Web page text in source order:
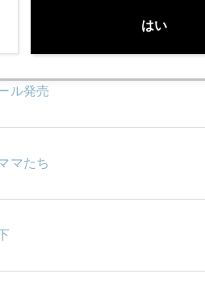
破たん
ル発売
マたち
はい